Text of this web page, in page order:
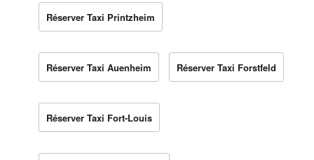
Réserver Taxi Printzheim
Réserver Taxi Auenheim Réserver Taxi Forstfeld
Réserver Taxi Fort-Louis